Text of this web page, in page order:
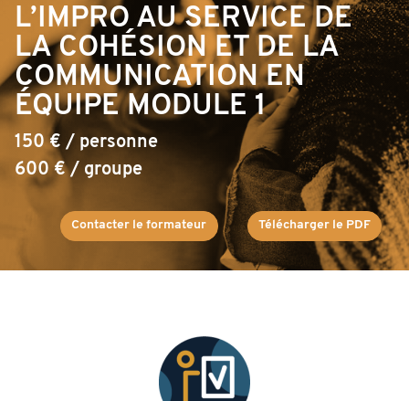
L’IMPRO AU SERVICE DE
LA COHÉSION ET DE LA
COMMUNICATION EN
ÉQUIPE MODULE 1
150 € / personne
600 € / groupe
Contacter le formateur Télécharger le PDF